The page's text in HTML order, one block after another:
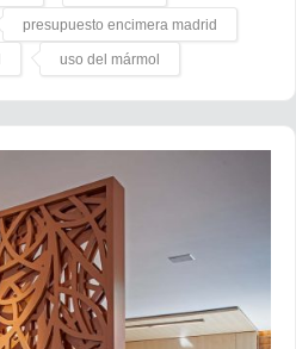
presupuesto encimera madrid
uso del mármol